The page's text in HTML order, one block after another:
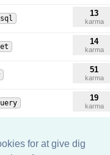
for at give dig
13
karma
14
karma
51
karma
19
karma